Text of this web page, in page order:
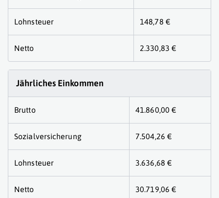
Lohnsteuer 148,78 €
Netto 2.330,83 €
Jährliches Einkommen
Brutto 41.860,00 €
Sozialversicherung 7.504,26 €
Lohnsteuer 3.636,68 €
Netto 30.719,06 €